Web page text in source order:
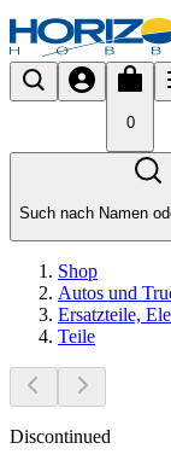
0
Such nach Namen
Shop
Autos und
Ersatzteile,
Teile
Discontinued